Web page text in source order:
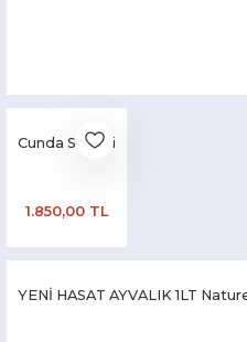
Cunda Sepeti
1.850,00 TL
YENİ HASAT AYVALIK 1LT